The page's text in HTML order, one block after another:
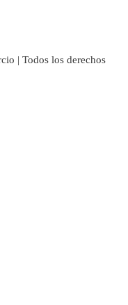
| Todos los derechos